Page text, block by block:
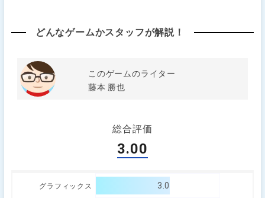
どんなゲームかスタッフが解説！
このゲームのライター
藤本 勝也
総合評価
3.00
グラフィックス 3.0